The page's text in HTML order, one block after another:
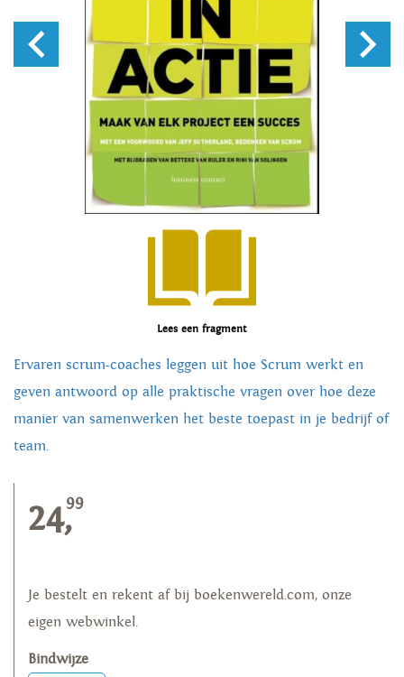
Lees een fragment
Ervaren scrum-coaches leggen uit hoe Scrum werkt en
geven antwoord op alle praktische vragen over hoe deze
manier van samenwerken het beste toepast in je bedrijf of
team.
24,99
Je bestelt en rekent af bij boekenwereld.com, onze
eigen webwinkel.
Bindwijze